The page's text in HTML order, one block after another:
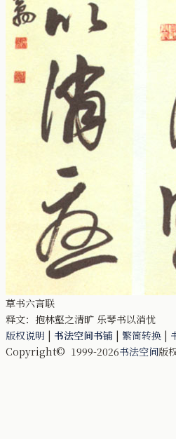
草书六言联
释文：抱林壑之清旷 乐琴书以消忧
版权说明 | 书法空间书铺 | 繁简转换 |
Copyright© 1999-2026书法空间版